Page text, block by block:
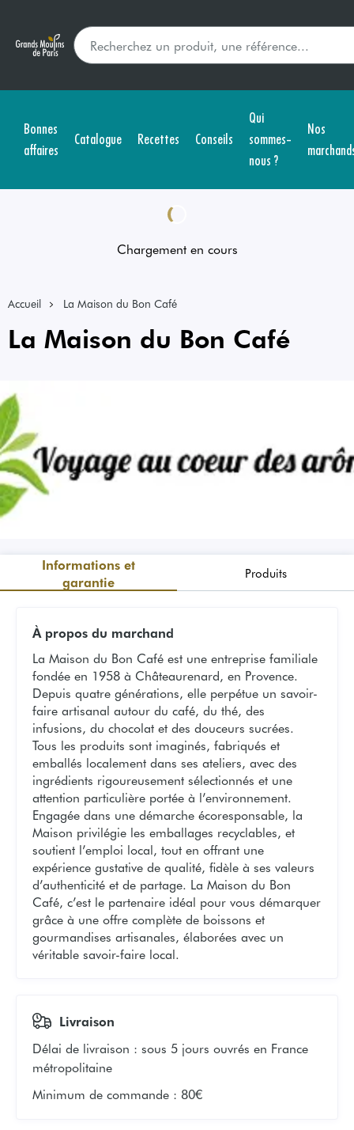
Bonnes
affaires
Catalogue Recettes Conseils
Qui
sommes-
nous ?
Nos
Chargement en cours
Accueil La Maison du Bon Café
La Maison du Bon Café
Informations et
garantie
Produits
À propos du marchand
La Maison du Bon Café est une entreprise familiale
fondée en 1958 à Châteaurenard, en Provence.
Depuis quatre générations, elle perpétue un savoir-
faire artisanal autour du café, du thé, des
infusions, du chocolat et des douceurs sucrées.
Tous les produits sont imaginés, fabriqués et
emballés localement dans ses ateliers, avec des
ingrédients rigoureusement sélectionnés et une
attention particulière portée à l’environnement.
Engagée dans une démarche écoresponsable, la
Maison privilégie les emballages recyclables, et
soutient l’emploi local, tout en offrant une
expérience gustative de qualité, fidèle à ses valeurs
d’authenticité et de partage. La Maison du Bon
Café, c’est le partenaire idéal pour vous démarquer
grâce à une offre complète de boissons et
gourmandises artisanales, élaborées avec un
véritable savoir-faire local.
Livraison
Délai de livraison : sous 5 jours ouvrés en France
métropolitaine
Minimum de commande : 80€